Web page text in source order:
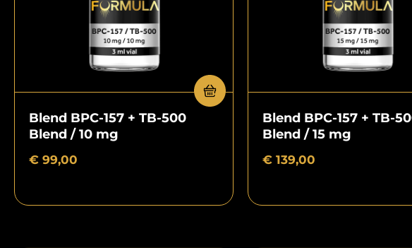
Blend BPC-157 + TB-500
Blend / 10 mg
€ 99,00
Blend BPC-157 + TB-
Blend / 15 mg
€ 139,00